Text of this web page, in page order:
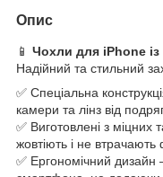
Опис
📱 Чохли для iPhone із
Надійний та стильний
✅ Спеціальна
камери та лінз від
✅ Виготовлені з міцних
жовтіють і не втрачають
✅ Ергономічний